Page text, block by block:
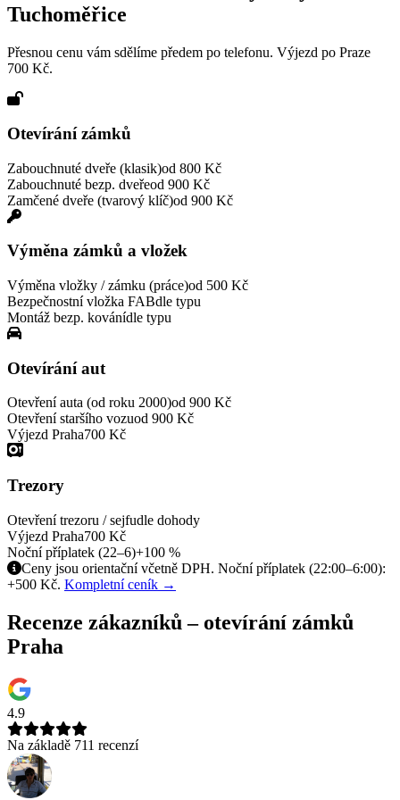
Tuchoměřice
Přesnou cenu vám sdělíme předem po telefonu. Výjezd po Praze
700 Kč.
Otevírání zámků
Zabouchnuté dveře (klasik)od 800 Kč
Zabouchnuté bezp. dveřeod 900 Kč
Zamčené dveře (tvarový klíč)od 900 Kč
Výměna zámků a vložek
Výměna vložky / zámku (práce)od 500 Kč
Bezpečnostní vložka FABdle typu
Montáž bezp. kovánídle typu
Otevírání aut
Otevření auta (od roku 2000)od 900 Kč
Otevření staršího vozuod 900 Kč
Výjezd Praha700 Kč
Trezory
Otevření trezoru / sejfudle dohody
Výjezd Praha700 Kč
Noční příplatek (22–6)+100 %
Ceny jsou orientační včetně DPH. Noční příplatek (22:00–6:00):
+500 Kč. Kompletní ceník →
Recenze zákazníků – otevírání zámků
Praha
4.9
Na základě 711 recenzí